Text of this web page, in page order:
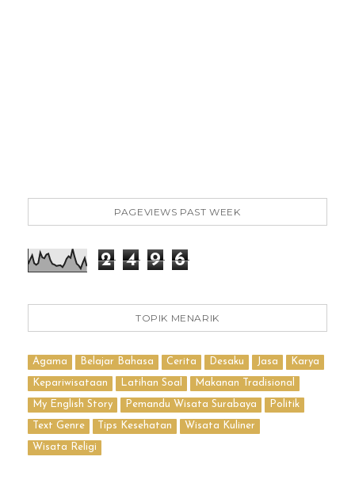
PAGEVIEWS PAST WEEK
2 4 9 6
TOPIK MENARIK
Agama Belajar Bahasa Cerita Desaku Jasa Karya
Kepariwisataan Latihan Soal Makanan Tradisional
My English Story Pemandu Wisata Surabaya Politik
Text Genre Tips Kesehatan Wisata Kuliner
Wisata Religi